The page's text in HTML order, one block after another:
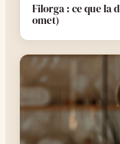
Filorga : ce que la
omet)